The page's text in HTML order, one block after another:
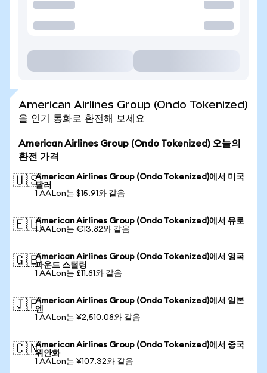
American Airlines Group (Ondo Tokenized)
을 인기 통화로 환전해 보세요
American Airlines Group (Ondo Tokenized) 오늘의
환전 가격
🇺🇸American Airlines Group (Ondo Tokenized)에서 미국
달러
1 AALon는 $15.91와 같음
🇪🇺American Airlines Group (Ondo Tokenized)에서 유로
1 AALon는 €13.82와 같음
🇬🇧American Airlines Group (Ondo Tokenized)에서 영국
파운드 스털링
1 AALon는 £11.81와 같음
🇯🇵American Airlines Group (Ondo Tokenized)에서 일본
엔
1 AALon는 ¥2,510.08와 같음
🇨🇳American Airlines Group (Ondo Tokenized)에서 중국
위안화
1 AALon는 ¥107.32와 같음